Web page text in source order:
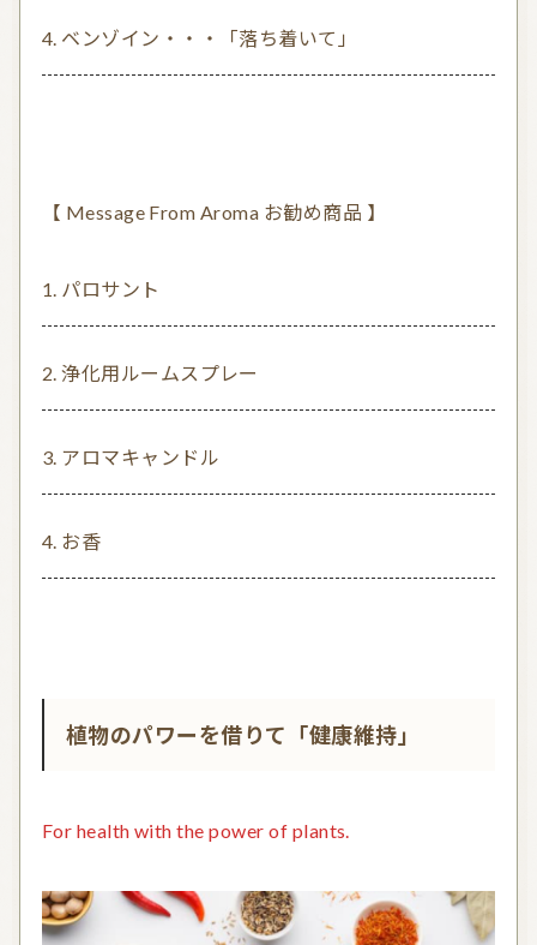
ベンゾイン・・・「落ち着いて」
【 Message From Aroma お勧め商品 】
パロサント
浄化用ルームスプレー
アロマキャンドル
お香
植物のパワーを借りて「健康維持」
For health with the power of plants.